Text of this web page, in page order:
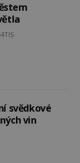
svědkové
vin